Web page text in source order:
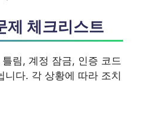
제 체크리스트
림, 계정 잠금, 인증 코드
니다. 각 상황에 따라 조치